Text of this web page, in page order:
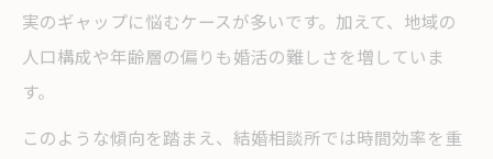
実のギャップに悩むケースが多いです。加えて、地域の
人口構成や年齢層の偏りも婚活の難しさを増していま
す。
このような傾向を踏まえ、結婚相談所では時間効率を重